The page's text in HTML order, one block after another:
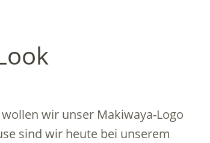
wir unser Makiwaya-Logo
sind wir heute bei unserem